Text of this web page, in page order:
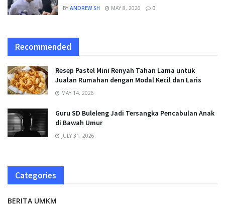
BY ANDREW SH MAY 8, 2026 0
Recommended
Resep Pastel Mini Renyah Tahan Lama untuk
Jualan Rumahan dengan Modal Kecil dan Laris
MAY 14, 2026
Guru SD Buleleng Jadi Tersangka Pencabulan Anak
di Bawah Umur
JULY 31, 2026
Categories
BERITA UMKM